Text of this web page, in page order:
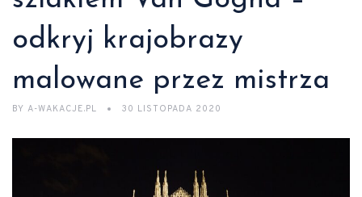
odkryj krajobrazy
malowane przez mistrza
BY A-WAKACJE.PL 30 LISTOPADA 2020